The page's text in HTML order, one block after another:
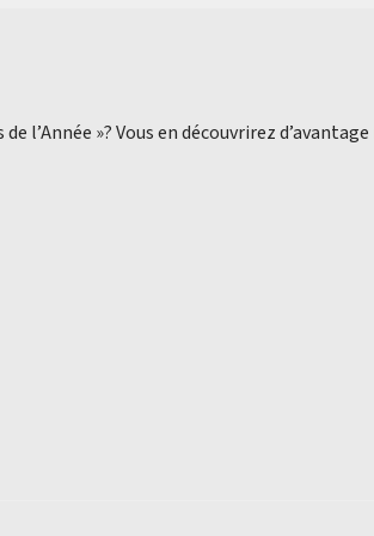
l’Année »? Vous en découvrirez d’avantage